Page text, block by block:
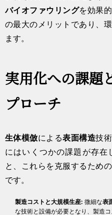
バイオファウリングを効果
の最大のメリットであり、
ます。
実用化への課題
プローチ
生体模倣による表面構造技
にはいくつかの課題が存在
と、これらを克服するため
です。
製造コストと大規模生産: 微細な表
な技術と設備が必要となり、製造